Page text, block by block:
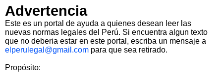
Advertencia
Este es un portal de ayuda a quienes desean leer las
nuevas normas legales del Perú. Si encuentra algun texto
que no deberia estar en este portal, escriba un mensaje a
elperulegal@gmail.com para que sea retirado.
Propósito: